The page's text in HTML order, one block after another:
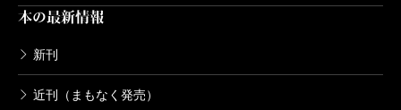
本の最新情報
新刊
近刊（まもなく発売）